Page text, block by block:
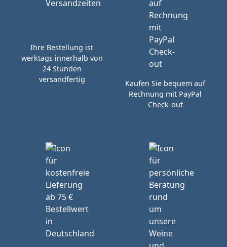
Ihre Bestellung ist
werktags innerhalb von
24 Stunden
versandfertig
Kaufen Sie bequem auf
Rechnung mit PayPal
Check-out